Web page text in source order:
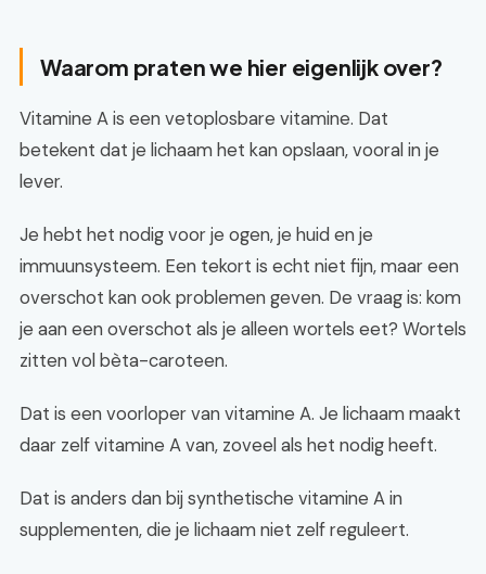
Waarom praten we hier eigenlijk over?
Vitamine A is een vetoplosbare vitamine. Dat
betekent dat je lichaam het kan opslaan, vooral in je
lever.
Je hebt het nodig voor je ogen, je huid en je
immuunsysteem. Een tekort is echt niet fijn, maar een
overschot kan ook problemen geven. De vraag is: kom
je aan een overschot als je alleen wortels eet? Wortels
zitten vol bèta-caroteen.
Dat is een voorloper van vitamine A. Je lichaam maakt
daar zelf vitamine A van, zoveel als het nodig heeft.
Dat is anders dan bij synthetische vitamine A in
supplementen, die je lichaam niet zelf reguleert.